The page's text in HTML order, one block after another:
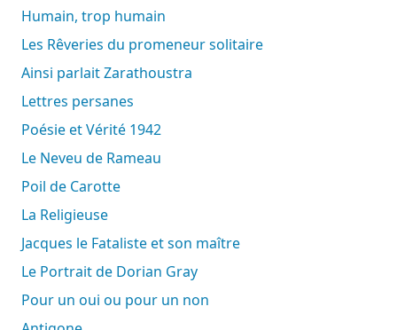
Humain, trop humain
Les Rêveries du promeneur solitaire
Ainsi parlait Zarathoustra
Lettres persanes
Poésie et Vérité 1942
Le Neveu de Rameau
Poil de Carotte
La Religieuse
Jacques le Fataliste et son maître
Le Portrait de Dorian Gray
Pour un oui ou pour un non